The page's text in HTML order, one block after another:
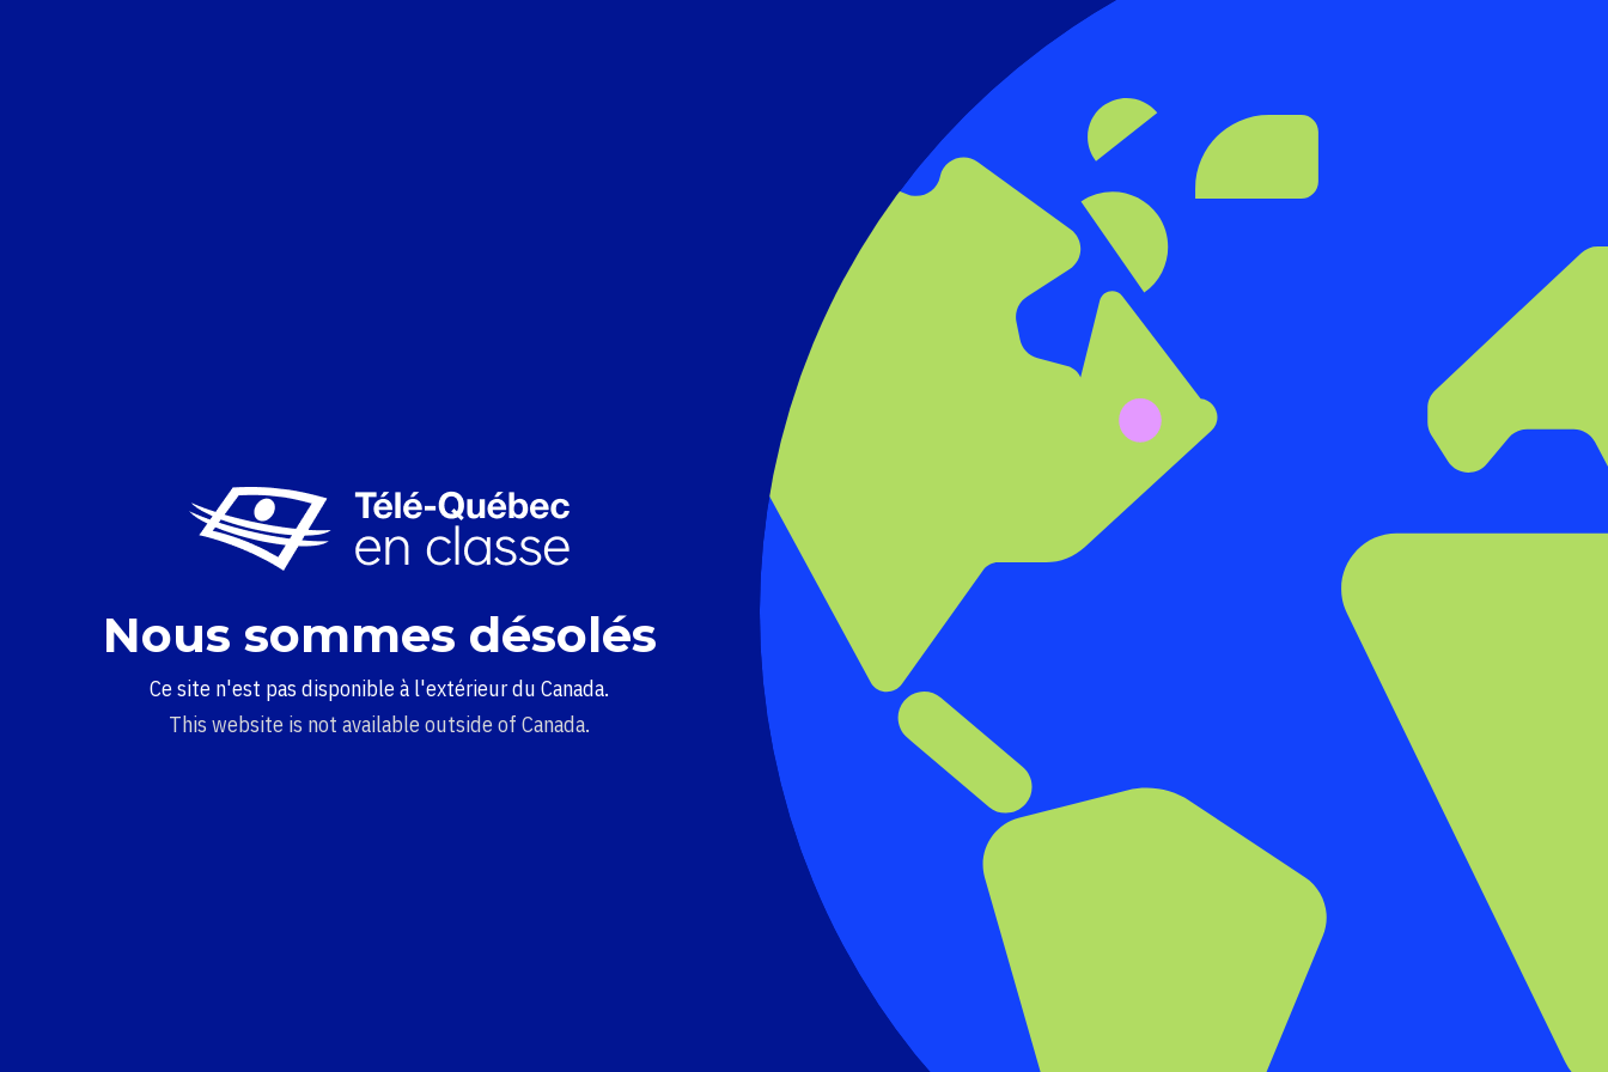
Nous sommes désolés
Ce site n'est pas disponible à l'extérieur du Canada.
This website is not available outside of Canada.